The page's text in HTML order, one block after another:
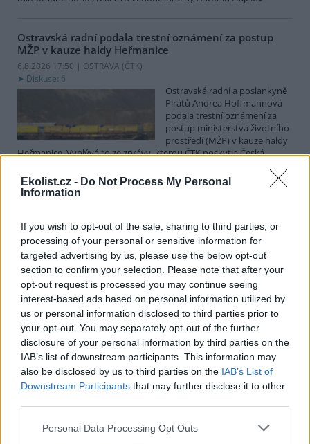
Ekolist.cz - Do Not Process My Personal
Information
If you wish to opt-out of the sale, sharing to third parties, or
processing of your personal or sensitive information for
targeted advertising by us, please use the below opt-out
section to confirm your selection. Please note that after your
opt-out request is processed you may continue seeing
interest-based ads based on personal information utilized by
us or personal information disclosed to third parties prior to
your opt-out. You may separately opt-out of the further
disclosure of your personal information by third parties on the
IAB’s list of downstream participants. This information may
also be disclosed by us to third parties on the IAB’s List of
Downstream Participants that may further disclose it to other
Personal Data Processing Opt Outs
Ostravská radní podala trestní oznámení za postup
MŽP v kauze haldy Heřmanice
6.8.2026 17:50 | OSTRAVA (ČTK)
Diskuse: 6
Ostravská radní a poslankyně
Pirátů Andrea Hoffmannová
podala trestní oznámení za
postup ministerstva životního
prostředí (MŽP) v kauze haldy
Heřmanice. Vyplývá to ze zprávy, kterou ČTK poskytla Česká
případu České inspekci životního prostředí (ČIŽP) a zastavení řízení.
Hoffmannová ČTK sdělila, že trestní oznámení podala proti dosud
zjištěna prověřováním. Stanovisko MŽP a ČIŽP ČTK shání.
Ředitelé odborů i mluvčí se z ČIŽP rozhodli odejít z
vlastní vůle, řekl Straka
6.8.2026 15:22 (ČTK)
Ředitel odboru vnitřních
služeb Matěj Mrlina, vedoucí
služebního úřadu Oldřich
Jarolím a tisková mluvčí Miriam
Loužecká končí na České
inspekci životního prostředí (ČIŽP) z vlastní iniciativy. Na dotaz ČTK
to napsal nový ředitel inspekce Pavel Straka (za Motoristy). O jejich
plánovaných odchodechinformovalyv pondělí Seznam Zprávy.